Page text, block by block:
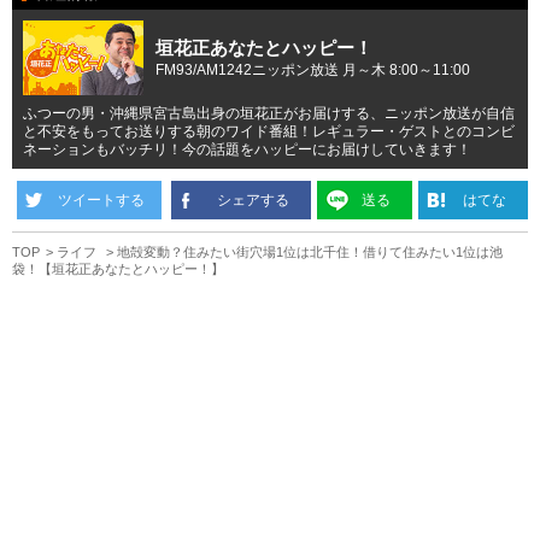
垣花正あなたとハッピー！
FM93/AM1242ニッポン放送 月～木 8:00～11:00
ふつーの男・沖縄県宮古島出身の垣花正がお届けする、ニッポン放送が自信
と不安をもってお送りする朝のワイド番組！レギュラー・ゲストとのコンビ
ネーションもバッチリ！今の話題をハッピーにお届けしていきます！
ツイートする シェアする 送る はてな
TOP ライフ
地殻変動？住みたい街穴場1位は北千住！借りて住みたい1位は池
袋！【垣花正あなたとハッピー！】